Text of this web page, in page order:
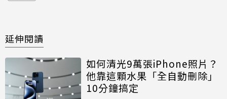
延伸閱讀
如何清光9萬張iPhone照片？
他靠這顆水果「全自動刪除」
10分鐘搞定